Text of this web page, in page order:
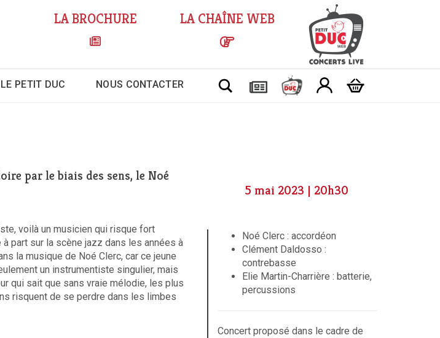
LA BROCHURE LA CHAÎNE WEB
LE PETIT DUC NOUS CONTACTER Chercher
par le biais des sens, le Noé
5 mai 2023 | 20h30
voilà un musicien qui risque fort
à part sur la scène jazz dans les années à
la musique de Noé Clerc, car ce jeune
un instrumentiste singulier, mais
qui sait que sans vraie mélodie, les plus
risquent de se perdre dans les limbes
Noé Clerc : accordéon
Clément Daldosso :
contrebasse
Elie Martin-Charrière : batterie,
percussions
Concert proposé dans le cadre de